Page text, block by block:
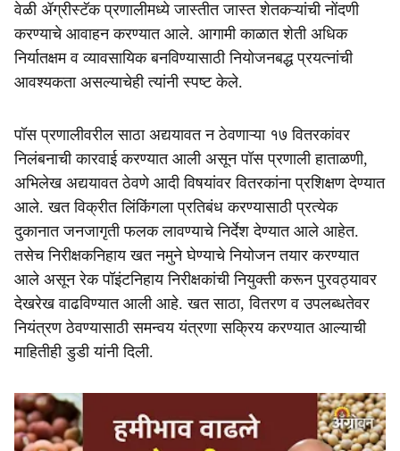
वेळी ॲग्रीस्टॅक प्रणालीमध्ये जास्तीत जास्त शेतकऱ्यांची नोंदणी
करण्याचे आवाहन करण्यात आले. आगामी काळात शेती अधिक
निर्यातक्षम व व्यावसायिक बनविण्यासाठी नियोजनबद्ध प्रयत्नांची
आवश्यकता असल्याचेही त्यांनी स्पष्ट केले.
पॉस प्रणालीवरील साठा अद्ययावत न ठेवणाऱ्या १७ वितरकांवर
निलंबनाची कारवाई करण्यात आली असून पॉस प्रणाली हाताळणी,
अभिलेख अद्ययावत ठेवणे आदी विषयांवर वितरकांना प्रशिक्षण देण्यात
आले. खत विक्रीत लिंकिंगला प्रतिबंध करण्यासाठी प्रत्येक
दुकानात जनजागृती फलक लावण्याचे निर्देश देण्यात आले आहेत.
तसेच निरीक्षकनिहाय खत नमुने घेण्याचे नियोजन तयार करण्यात
आले असून रेक पॉइंटनिहाय निरीक्षकांची नियुक्ती करून पुरवठ्यावर
देखरेख वाढविण्यात आली आहे. खत साठा, वितरण व उपलब्धतेवर
नियंत्रण ठेवण्यासाठी समन्वय यंत्रणा सक्रिय करण्यात आल्याची
माहितीही डुडी यांनी दिली.